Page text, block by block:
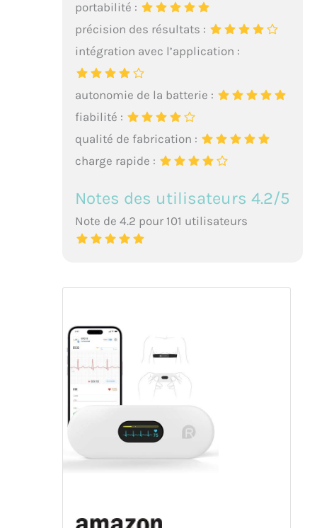
portabilité :
précision des résultats :
intégration avec l’application :
autonomie de la batterie :
fiabilité :
qualité de fabrication :
charge rapide :
Notes des utilisateurs 4.2/5
Note de 4.2 pour 101 utilisateurs